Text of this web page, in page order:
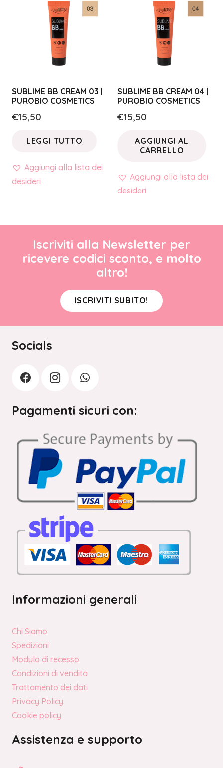
SUBLIME BB CREAM 03 |
PUROBIO COSMETICS
€15,50
LEGGI TUTTO
Aggiungi alla lista dei
desideri
SUBLIME BB CREAM 04 |
PUROBIO COSMETICS
€15,50
AGGIUNGI AL
CARRELLO
Aggiungi alla lista dei
desideri
Iscriviti alla Newsletter per
ricevere codici sconto, e molto
altro!
ISCRIVITI SUBITO!
Socials
Pagamenti sicuri con:
Informazioni generali
Chi Siamo
Spedizioni
Modulo di recesso
Condizioni di vendita
Trattamento dei dati
Privacy Policy
Cookie policy
Assistenza e supporto